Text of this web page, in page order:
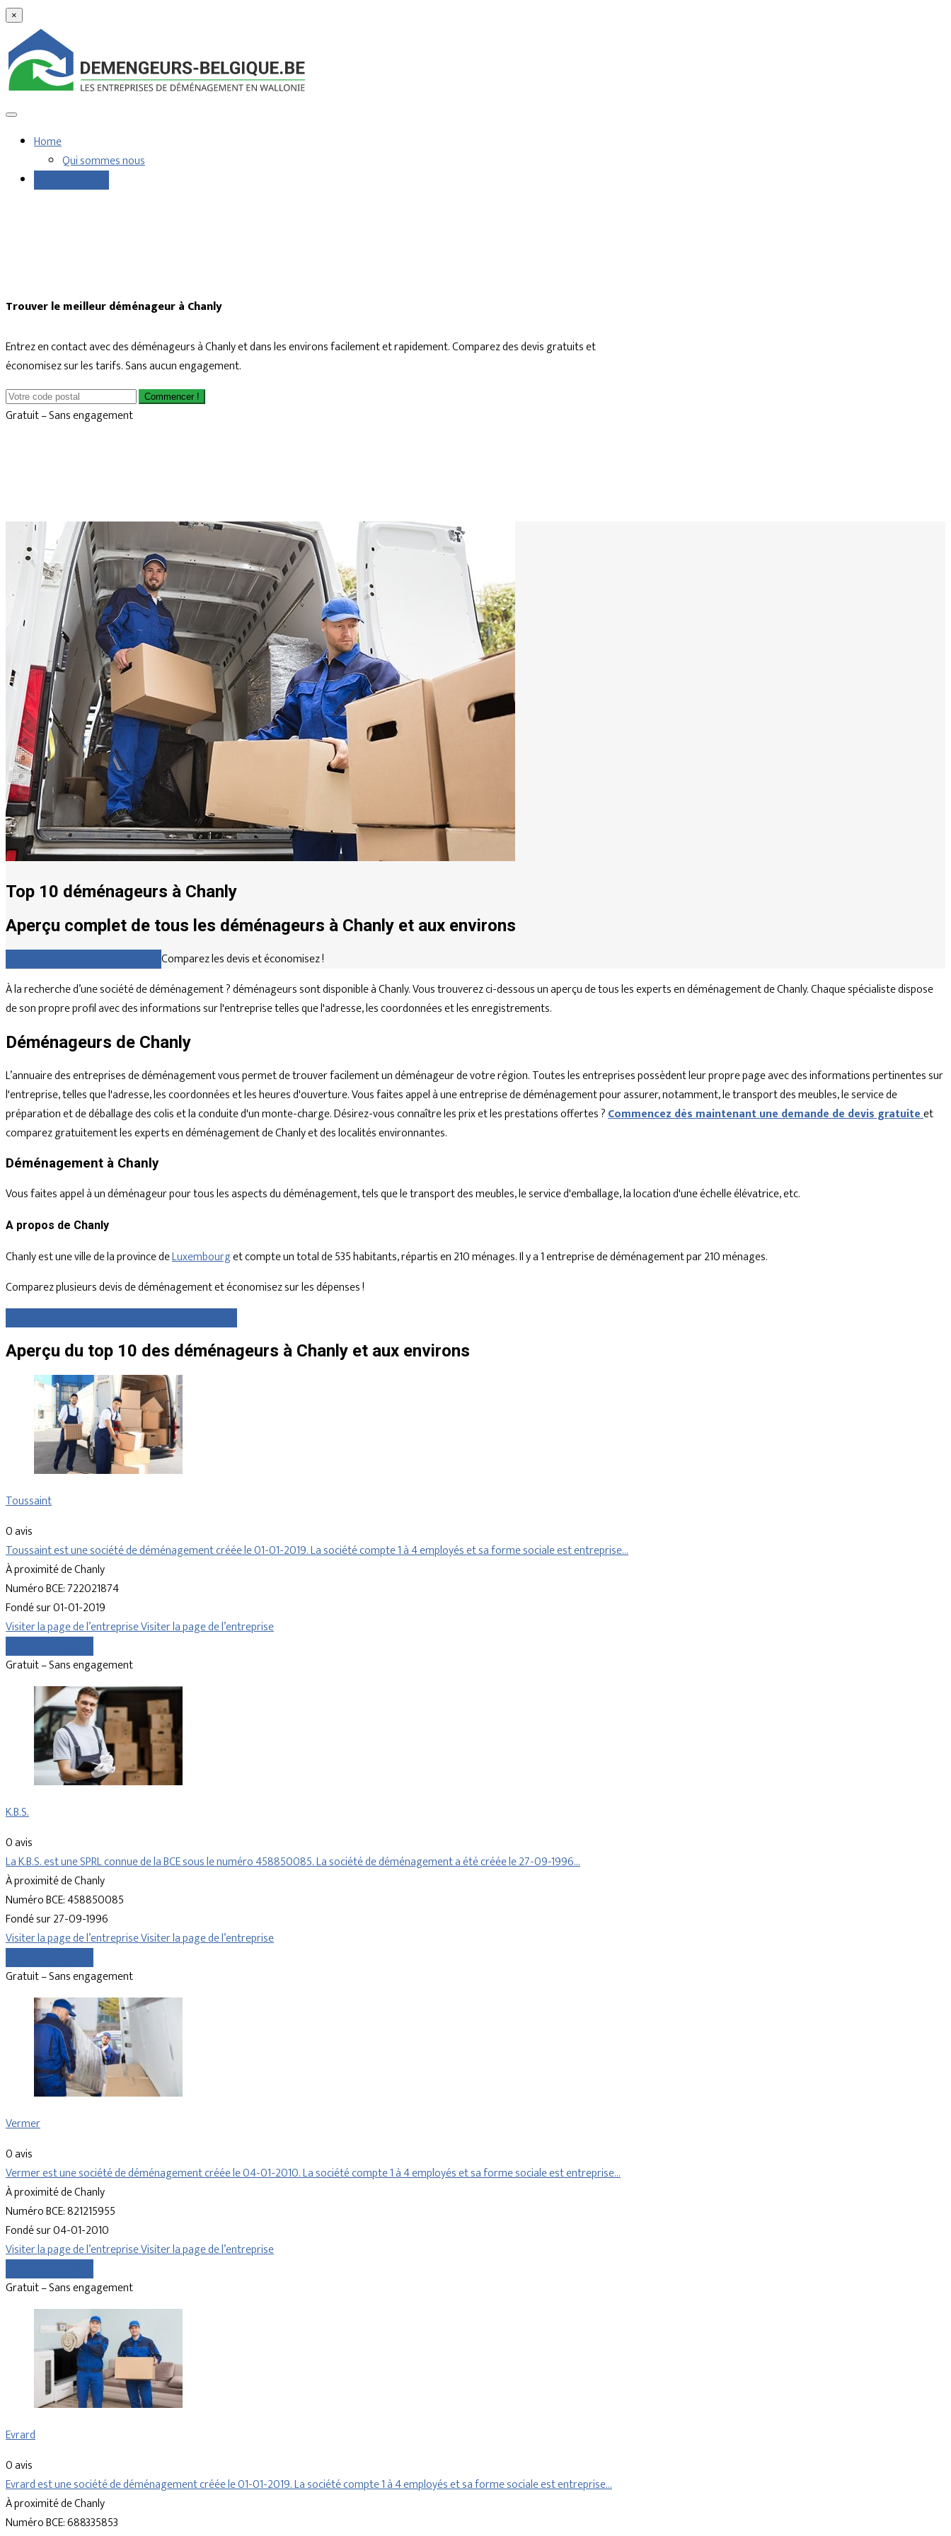
×
Home
Qui sommes nous
Trouver le meilleur déménageur à Chanly
Entrez en contact avec des déménageurs à Chanly et dans les environs facilement et rapidement. Comparez des devis gratuits et
économisez sur les tarifs. Sans aucun engagement.
Commencer !
Gratuit – Sans engagement
Top 10 déménageurs à Chanly
Aperçu complet de tous les déménageurs à Chanly et aux environs
Comparez les devis et économisez !
À la recherche d’une société de déménagement ? déménageurs sont disponible à Chanly. Vous trouverez ci-dessous un aperçu de tous les experts en déménagement de Chanly. Chaque spécialiste dispose
de son propre profil avec des informations sur l'entreprise telles que l'adresse, les coordonnées et les enregistrements.
Déménageurs de Chanly
L’annuaire des entreprises de déménagement vous permet de trouver facilement un déménageur de votre région. Toutes les entreprises possèdent leur propre page avec des informations pertinentes sur
l'entreprise, telles que l'adresse, les coordonnées et les heures d'ouverture. Vous faites appel à une entreprise de déménagement pour assurer, notamment, le transport des meubles, le service de
préparation et de déballage des colis et la conduite d'un monte-charge. Désirez-vous connaître les prix et les prestations offertes ?Commencez dès maintenant une demande de devis gratuiteet
comparez gratuitement les experts en déménagement de Chanly et des localités environnantes.
Déménagement à Chanly
Vous faites appel à un déménageur pour tous les aspects du déménagement, tels que le transport des meubles, le service d'emballage, la location d'une échelle élévatrice, etc.
A propos de Chanly
Chanly est une ville de la province deLuxembourget compte un total de 535 habitants, répartis en 210 ménages. Il y a 1 entreprise de déménagement par 210 ménages.
Comparez plusieurs devis de déménagement et économisez sur les dépenses !
Aperçu du top 10 des déménageurs à Chanly et aux environs
Toussaint
0 avis
Toussaint est une société de déménagement créée le 01-01-2019. La société compte 1 à 4 employés et sa forme sociale est entreprise…
À proximité de Chanly
Numéro BCE: 722021874
Fondé sur 01-01-2019
Visiter la page de l’entrepriseVisiter la page de l’entreprise
Gratuit – Sans engagement
K.B.S.
0 avis
La K.B.S. est une SPRL connue de la BCE sous le numéro 458850085. La société de déménagement a été créée le 27-09-1996…
À proximité de Chanly
Numéro BCE: 458850085
Fondé sur 27-09-1996
Visiter la page de l’entrepriseVisiter la page de l’entreprise
Gratuit – Sans engagement
Vermer
0 avis
Vermer est une société de déménagement créée le 04-01-2010. La société compte 1 à 4 employés et sa forme sociale est entreprise…
À proximité de Chanly
Numéro BCE: 821215955
Fondé sur 04-01-2010
Visiter la page de l’entrepriseVisiter la page de l’entreprise
Gratuit – Sans engagement
Evrard
0 avis
Evrard est une société de déménagement créée le 01-01-2019. La société compte 1 à 4 employés et sa forme sociale est entreprise…
À proximité de Chanly
Numéro BCE: 688335853